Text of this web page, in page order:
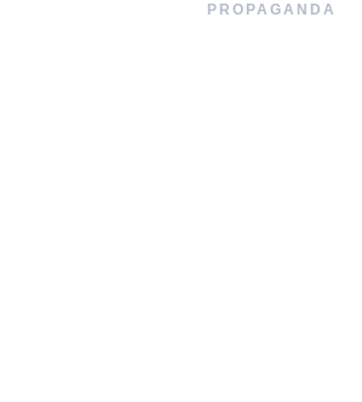
PROPAGANDA